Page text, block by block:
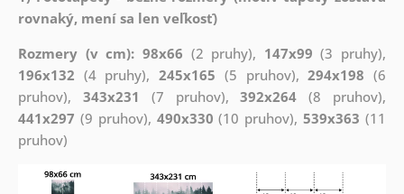
rovnaký, mení sa len veľkosť)
Rozmery (v cm): 98x66 (2 pruhy), 147x99 (3 pruhy),
196x132 (4 pruhy),245x165 (5 pruhov),294x198 (6
pruhov), 343x231 (7 pruhov),392x264 (8 pruhov),
441x297 (9 pruhov), 490x330 (10 pruhov),539x363 (11
pruhov)